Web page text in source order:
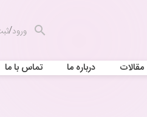
ورود/
مقالات درباره ما تماس با ما